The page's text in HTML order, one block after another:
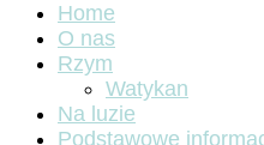
Home
O nas
Rzym
Watykan
Na luzie
Podstawowe